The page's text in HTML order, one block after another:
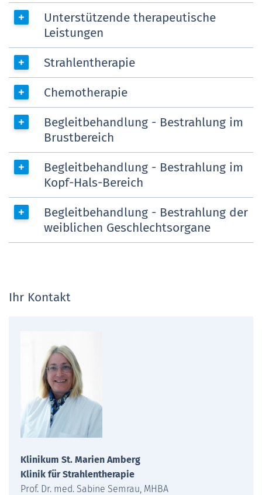
Unterstützende therapeutische
Leistungen
Strahlentherapie
Chemotherapie
Begleitbehandlung - Bestrahlung im
Brustbereich
Begleitbehandlung - Bestrahlung im
Kopf-Hals-Bereich
Begleitbehandlung - Bestrahlung der
weiblichen Geschlechtsorgane
Ihr Kontakt
Klinikum St. Marien Amberg
Klinik für Strahlentherapie
Prof. Dr. med. Sabine Semrau, MHBA